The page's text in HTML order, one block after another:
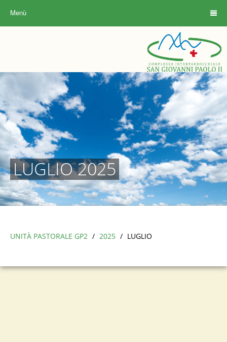
Menù
LUGLIO 2025
UNITÀ PASTORALE GP2 / 2025 / LUGLIO